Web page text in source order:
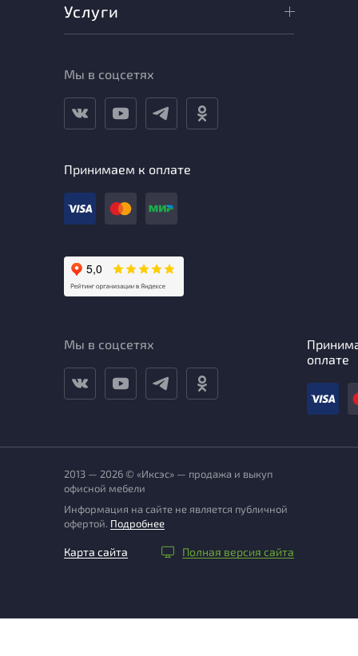
Услуги
Мы в соцсетях
Принимаем к оплате
Мы в соцсетях
оплате
2013 — 2026 © «Иксэс» — продажа и выкуп
офисной мебели
Информация на сайте не является публичной
офертой. Подробнее
Карта сайта Полная версия сайта